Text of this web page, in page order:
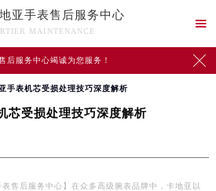
亚手表售后服务中心
MAINTENANCE

后服务中心竭诚为您服务！ 
手表机芯受损处理技巧深度解析
芯受损处理技巧深度解析
表售后服务中心】在众多高级腕表品牌中，卡地亚以